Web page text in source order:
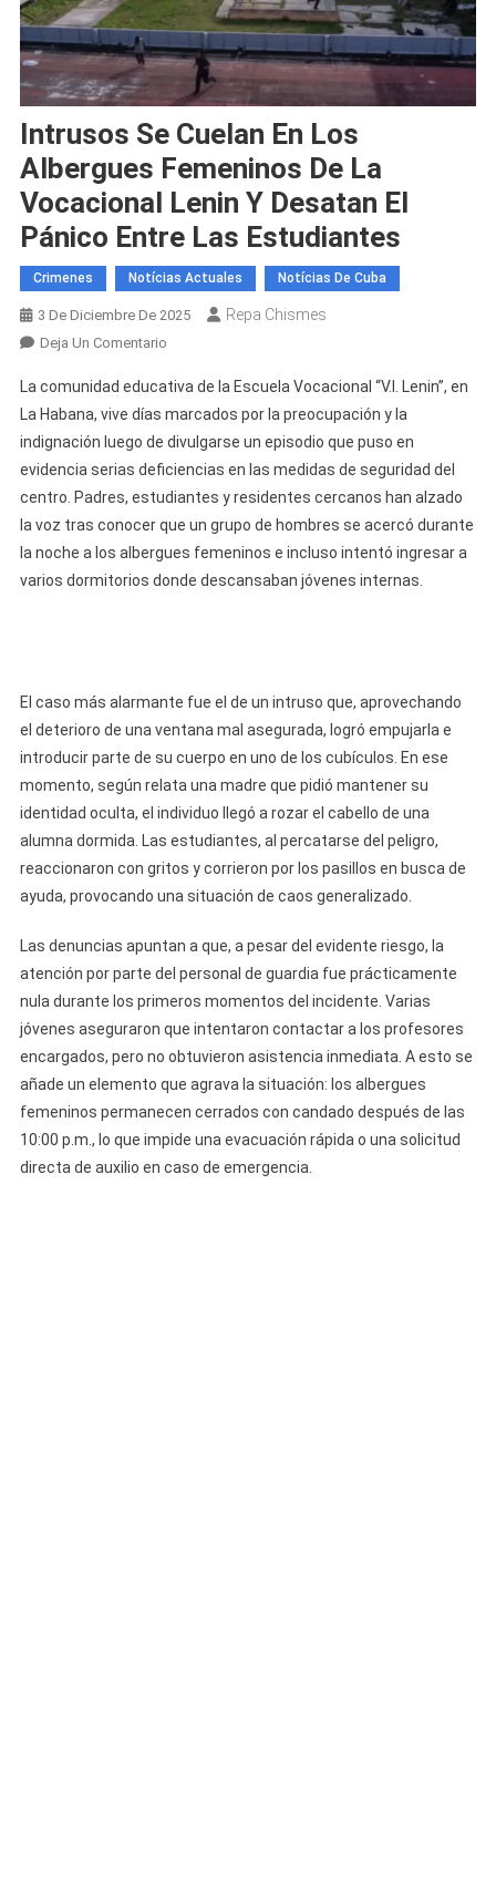
Intrusos Se Cuelan En Los
Albergues Femeninos De La
Vocacional Lenin Y Desatan El
Pánico Entre Las Estudiantes
Crimenes Notícias Actuales Notícias De Cuba
3 De Diciembre De 2025 Repa Chismes
Deja Un ComentarioEn
Se
Cuelan
En
Los
Albergues
Femeninos
De
El
Pánico
La comunidad educativa de la Escuela Vocacional “V.I. Lenin”, en
La Habana, vive días marcados por la preocupación y la
indignación luego de divulgarse un episodio que puso en
evidencia serias deficiencias en las medidas de seguridad del
centro. Padres, estudiantes y residentes cercanos han alzado
la voz tras conocer que un grupo de hombres se acercó durante
la noche a los albergues femeninos e incluso intentó ingresar a
varios dormitorios donde descansaban jóvenes internas.
El caso más alarmante fue el de un intruso que, aprovechando
el deterioro de una ventana mal asegurada, logró empujarla e
introducir parte de su cuerpo en uno de los cubículos. En ese
momento, según relata una madre que pidió mantener su
identidad oculta, el individuo llegó a rozar el cabello de una
alumna dormida. Las estudiantes, al percatarse del peligro,
reaccionaron con gritos y corrieron por los pasillos en busca de
ayuda, provocando una situación de caos generalizado.
Las denuncias apuntan a que, a pesar del evidente riesgo, la
atención por parte del personal de guardia fue prácticamente
nula durante los primeros momentos del incidente. Varias
jóvenes aseguraron que intentaron contactar a los profesores
encargados, pero no obtuvieron asistencia inmediata. A esto se
añade un elemento que agrava la situación: los albergues
femeninos permanecen cerrados con candado después de las
10:00 p.m., lo que impide una evacuación rápida o una solicitud
directa de auxilio en caso de emergencia.